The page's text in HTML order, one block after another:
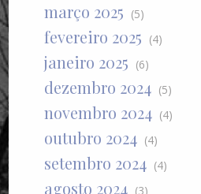
março 2025 (5)
fevereiro 2025 (4)
janeiro 2025 (6)
dezembro 2024 (5)
novembro 2024 (4)
outubro 2024 (4)
setembro 2024 (4)
agosto 2024 (3)